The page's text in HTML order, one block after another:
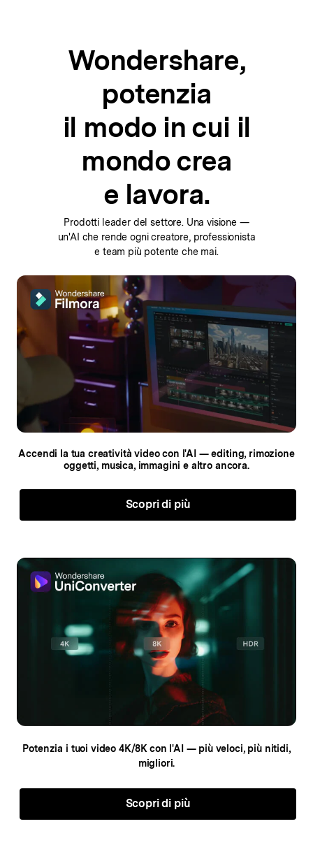
Wondershare,
potenzia
il modo in cui il
mondo crea
e lavora.
Prodotti leader del settore. Una visione —
un'AI che rende ognicreatore, professionista
e team più potente che mai.
Accendi la tua creatività video con l'AI — editing, rimozione
oggetti, musica, immagini e altro ancora.
Scopri di più
Potenzia i tuoi video 4K/8K con l'AI — più veloci, più nitidi,
migliori.
Scopri di più